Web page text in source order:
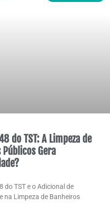
do TST: A Limpeza de
Públicos Gera
do TST e o Adicional de
na Limpeza de Banheiros